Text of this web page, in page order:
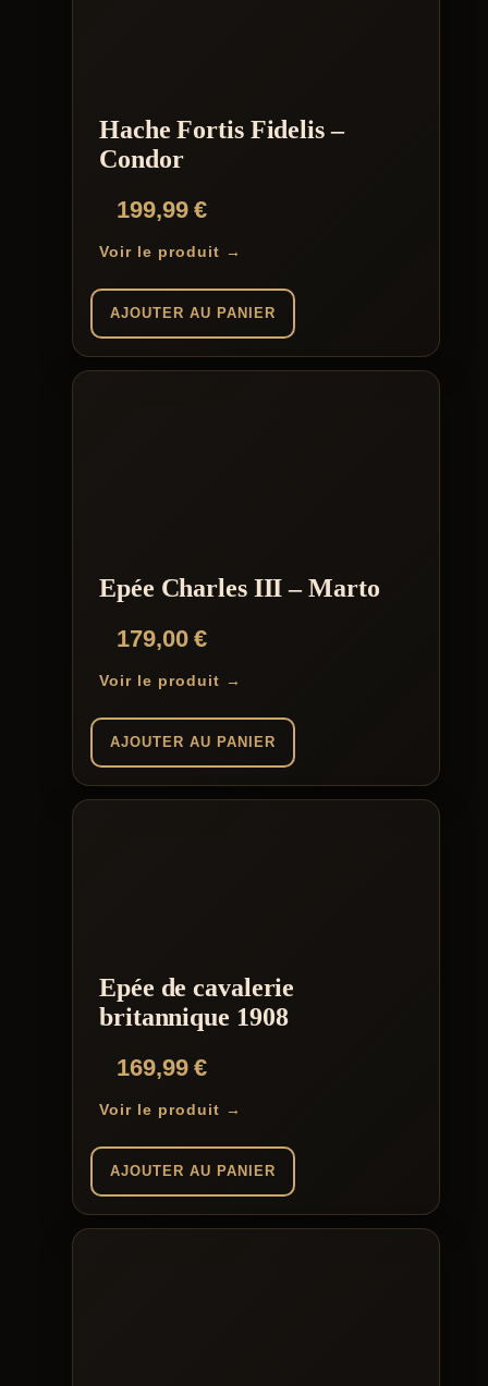
Hache Fortis Fidelis –
Condor
199,99€
Voir le produit →
AJOUTER AU PANIER
Epée Charles III – Marto
179,00€
Voir le produit →
AJOUTER AU PANIER
Epée de cavalerie
britannique 1908
169,99€
Voir le produit →
AJOUTER AU PANIER